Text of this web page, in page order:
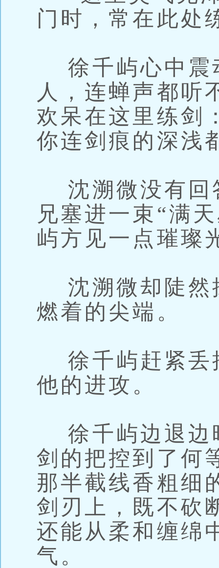
门时，常在此处
徐千屿心中震
人，连蝉声都听
欢呆在这里练剑
你连剑痕的深浅
沈溯微没有回
兄塞进一束“满
屿方见一点璀璨
沈溯微却陡然
燃着的尖端。
徐千屿赶紧丢
他的进攻。
徐千屿边退边
剑的把控到了何
那半截线香粗细
剑刃上，既不砍
还能从柔和缠绵
气。